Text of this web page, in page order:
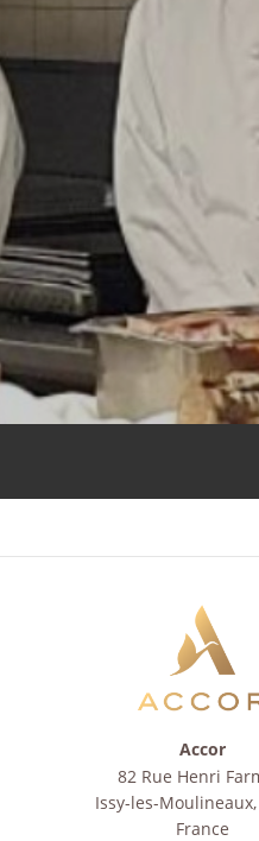
Accor
82 Rue Henri
Issy-les-Moulineaux
France